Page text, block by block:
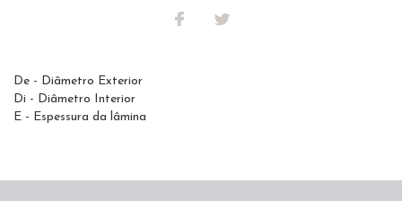
De - Diâmetro Exterior
Di - Diâmetro Interior
E - Espessura da lâmina